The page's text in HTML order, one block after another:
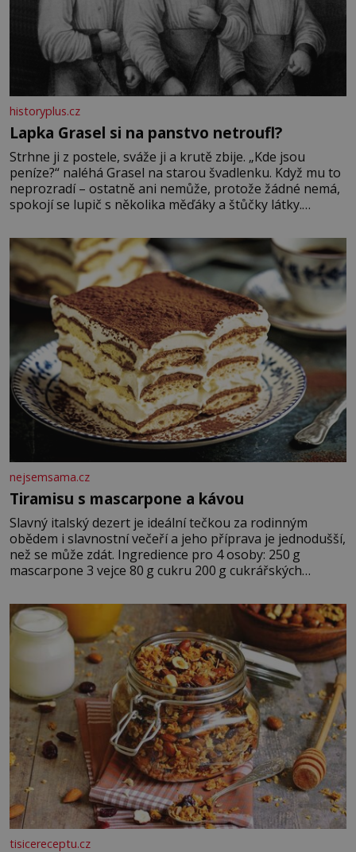
historyplus.cz
Lapka Grasel si na panstvo netroufl?
Strhne ji z postele, sváže ji a krutě zbije. „Kde jsou
peníze?“ naléhá Grasel na starou švadlenku. Když mu to
neprozradí – ostatně ani nemůže, protože žádné nemá,
spokojí se lupič s několika měďáky a štůčky látky.
krutý. Jeho činy budí hrůzu ještě dlouho po jeho smrti
nejsemsama.cz
Tiramisu s mascarpone a kávou
Slavný italský dezert je ideální tečkou za rodinným
obědem i slavnostní večeří a jeho příprava je jednodušší,
než se může zdát. Ingredience pro 4 osoby: 250 g
mascarpone 3 vejce 80 g cukru 200 g cukrářských
posypání Postup: Oddělte žloutky od bílků. Žloutky
vyšlehejte s cukrem do světlé pěny a postupně do nich
vmíchejte mascarpone, aby vznikl hladký
tisicereceptu.cz